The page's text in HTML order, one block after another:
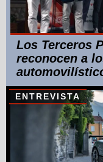
Los Terceros
reconocen a
ENTREVISTA